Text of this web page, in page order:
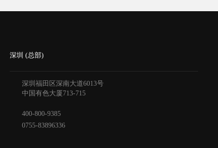
深圳 (总部)
深圳福田区深南大道6013号
中国有色大厦713-715
400-800-9385
0755-83896336